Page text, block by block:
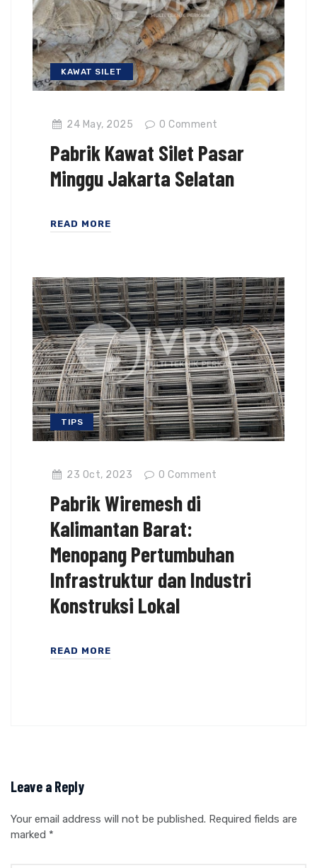
KAWAT SILET
24 May, 2025 0 Comment
Pabrik Kawat Silet Pasar
Minggu Jakarta Selatan
READ MORE
TIPS
23 Oct, 2023 0 Comment
Pabrik Wiremesh di
Kalimantan Barat:
Menopang Pertumbuhan
Infrastruktur dan Industri
Konstruksi Lokal
READ MORE
Leave a Reply
Your email address will not be published. Required fields are
marked *